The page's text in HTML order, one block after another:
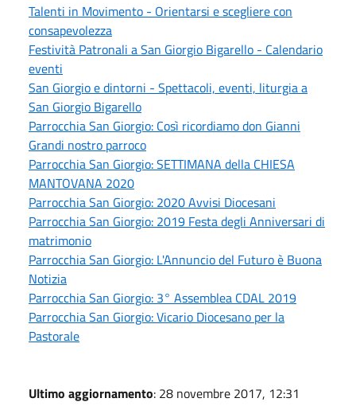
Talenti in Movimento - Orientarsi e scegliere con
consapevolezza
Festività Patronali a San Giorgio Bigarello - Calendario
eventi
San Giorgio e dintorni - Spettacoli, eventi, liturgia a
San Giorgio Bigarello
Parrocchia San Giorgio: Così ricordiamo don Gianni
Grandi nostro parroco
Parrocchia San Giorgio: SETTIMANA della CHIESA
MANTOVANA 2020
Parrocchia San Giorgio: 2020 Avvisi Diocesani
Parrocchia San Giorgio: 2019 Festa degli Anniversari di
matrimonio
Parrocchia San Giorgio: L'Annuncio del Futuro è Buona
Notizia
Parrocchia San Giorgio: 3° Assemblea CDAL 2019
Parrocchia San Giorgio: Vicario Diocesano per la
Pastorale
Ultimo aggiornamento: 28 novembre 2017, 12:31